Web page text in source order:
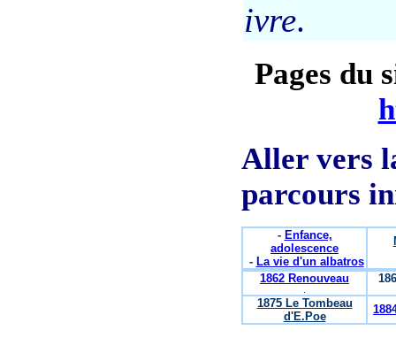
ivre.
Pages du
Aller vers
parcours
- Enfance,
adolescence
- La vie d'un albatros
1862 Renouveau
1875 Le Tombeau
d'E.Poe